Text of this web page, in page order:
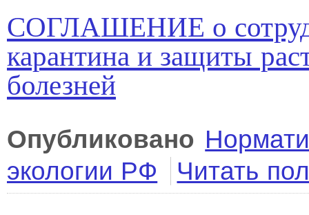
СОГЛАШЕНИЕ о
карантина и защиты
болезней
Опубликовано
экологии РФ
Читать